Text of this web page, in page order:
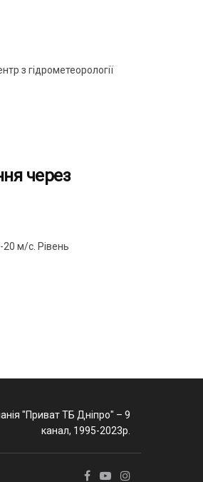
з гідрометеорології
через
20 м/с. Рівень
"Приват ТБ Дніпро" – 9
канал, 1995-2023р.